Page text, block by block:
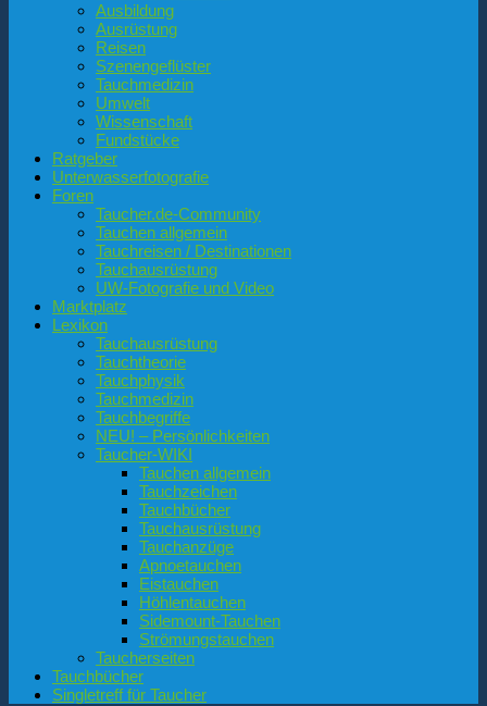
Ausbildung
Ausrüstung
Reisen
Szenengeflüster
Tauchmedizin
Umwelt
Wissenschaft
Fundstücke
Ratgeber
Unterwasserfotografie
Foren
Taucher.de-Community
Tauchen allgemein
Tauchreisen / Destinationen
Tauchausrüstung
UW-Fotografie und Video
Marktplatz
Lexikon
Tauchausrüstung
Tauchtheorie
Tauchphysik
Tauchmedizin
Tauchbegriffe
NEU! – Persönlichkeiten
Taucher-WIKI
Tauchen allgemein
Tauchzeichen
Tauchbücher
Tauchausrüstung
Tauchanzüge
Apnoetauchen
Eistauchen
Höhlentauchen
Sidemount-Tauchen
Strömungstauchen
Taucherseiten
Tauchbücher
Singletreff für Taucher